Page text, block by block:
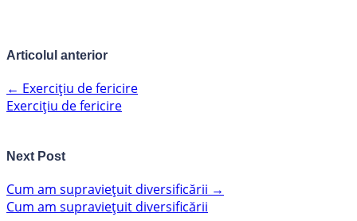
Articolul anterior
← Exercițiu de fericire
Exercițiu de fericire
Next Post
Cum am supraviețuit diversificării →
Cum am supraviețuit diversificării